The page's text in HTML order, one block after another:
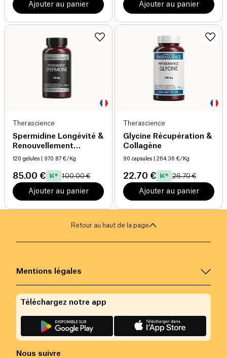
Ajouter au panier Ajouter au panier
Therascience
Spermidine Longévité &
Renouvellement
Cellulaire
120 gelules | 970.87 €/Kg
85.00 € 100.00 €
Ajouter au panier
Therascience
Glycine Récupération &
Collagène
90 capsules | 264.36 €/Kg
22.70 € 26.70 €
Ajouter au panier
Retour au haut de la page
Mentions légales
Nous suivre
Téléchargez notre app